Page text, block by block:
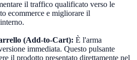
il traffico qualificato verso le
ecommerce e migliorare il
(Add-to-Cart): È l'arma
immediata. Questo pulsante
il prodotto presentato direttamente nel